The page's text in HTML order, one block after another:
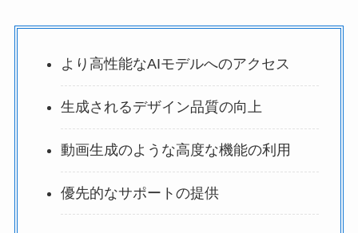
より高性能なAIモデルへのアクセス
生成されるデザイン品質の向上
動画生成のような高度な機能の利用
優先的なサポートの提供